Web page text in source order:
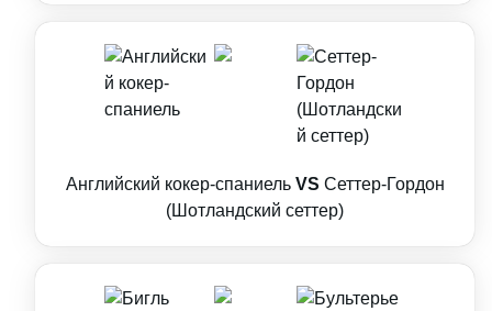
Английский кокер-спаниель VS Сеттер-Гордон
(Шотландский сеттер)